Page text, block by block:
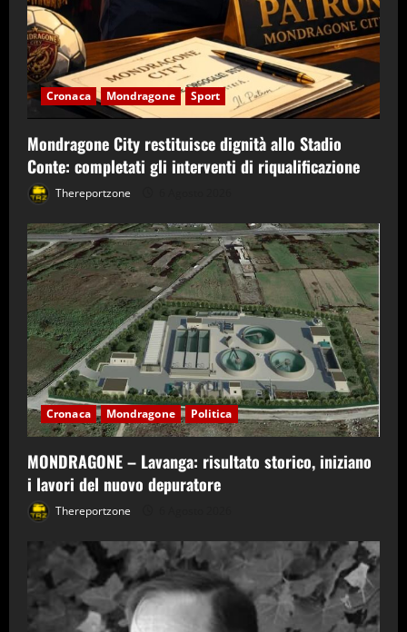
Cronaca Mondragone Sport
Mondragone City restituisce dignità allo Stadio
Conte: completati gli interventi di riqualificazione
Thereportzone
Cronaca Mondragone Politica
MONDRAGONE – Lavanga: risultato storico, iniziano
i lavori del nuovo depuratore
Thereportzone